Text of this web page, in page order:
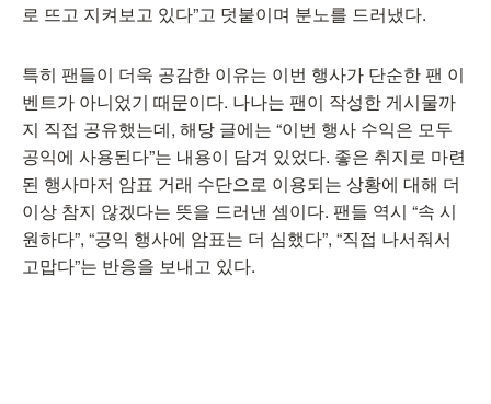
로 뜨고 지켜보고 있다”고 덧붙이며 분노를 드러냈다.
특히 팬들이 더욱 공감한 이유는 이번 행사가 단순한 팬 이
벤트가 아니었기 때문이다. 나나는 팬이 작성한 게시물까
지 직접 공유했는데, 해당 글에는 “이번 행사 수익은 모두
공익에 사용된다”는 내용이 담겨 있었다. 좋은 취지로 마련
된 행사마저 암표 거래 수단으로 이용되는 상황에 대해 더
이상 참지 않겠다는 뜻을 드러낸 셈이다. 팬들 역시 “속 시
원하다”, “공익 행사에 암표는 더 심했다”, “직접 나서줘서
고맙다”는 반응을 보내고 있다.